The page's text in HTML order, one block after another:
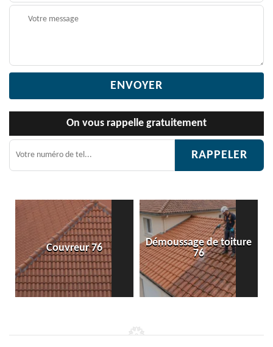
On vous rappelle gratuitement
Couvreur 76
Démoussage de toiture
76